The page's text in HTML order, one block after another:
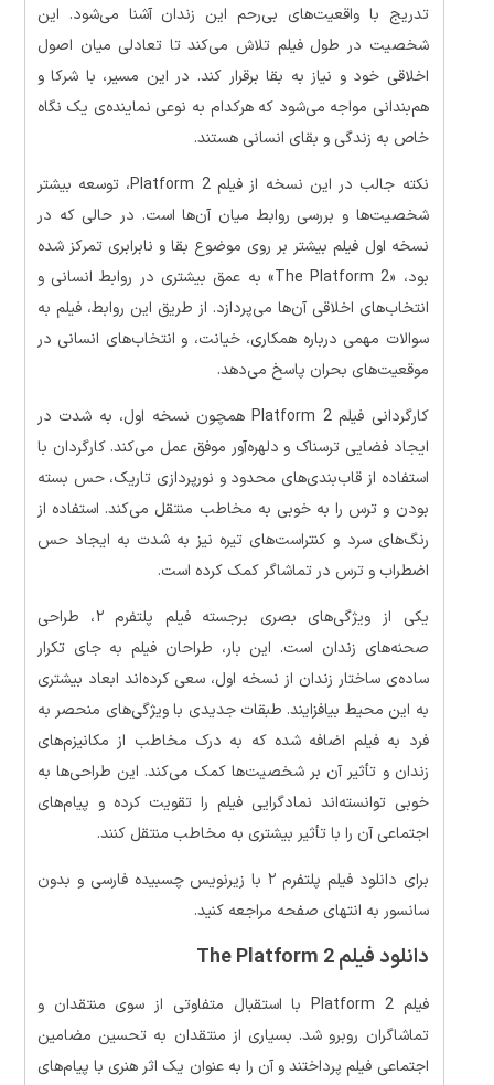
تدریج با واقعیت‌های بی‌رحم این زندان آشنا می‌شود. این
شخصیت در طول فیلم تلاش می‌کند تا تعادلی میان اصول
اخلاقی خود و نیاز به بقا برقرار کند. در این مسیر، با شرکا و
هم‌بندانی مواجه می‌شود که هرکدام به نوعی نماینده‌ی یک نگاه
خاص به زندگی و بقای انسانی هستند.
نکته جالب در این نسخه از فیلم Platform 2، توسعه بیشتر
شخصیت‌ها و بررسی روابط میان آن‌ها است. در حالی که در
نسخه اول فیلم بیشتر بر روی موضوع بقا و نابرابری تمرکز شده
بود، «The Platform 2» به عمق بیشتری در روابط انسانی و
انتخاب‌های اخلاقی آن‌ها می‌پردازد. از طریق این روابط، فیلم به
سوالات مهمی درباره همکاری، خیانت، و انتخاب‌های انسانی در
موقعیت‌های بحران پاسخ می‌دهد.
کارگردانی فیلم Platform 2 همچون نسخه اول، به شدت در
ایجاد فضایی ترسناک و دلهره‌آور موفق عمل می‌کند. کارگردان با
استفاده از قاب‌بندی‌های محدود و نورپردازی تاریک، حس بسته
بودن و ترس را به خوبی به مخاطب منتقل می‌کند. استفاده از
رنگ‌های سرد و کنتراست‌های تیره نیز به شدت به ایجاد حس
اضطراب و ترس در تماشاگر کمک کرده است.
یکی از ویژگی‌های بصری برجسته فیلم پلتفرم ۲، طراحی
صحنه‌های زندان است. این بار، طراحان فیلم به جای تکرار
ساده‌ی ساختار زندان از نسخه اول، سعی کرده‌اند ابعاد بیشتری
به این محیط بیافزایند. طبقات جدیدی با ویژگی‌های منحصر به
فرد به فیلم اضافه شده که به درک مخاطب از مکانیزم‌های
زندان و تأثیر آن بر شخصیت‌ها کمک می‌کند. این طراحی‌ها به
خوبی توانسته‌اند نمادگرایی فیلم را تقویت کرده و پیام‌های
اجتماعی آن را با تأثیر بیشتری به مخاطب منتقل کنند.
برای دانلود فیلم پلتفرم ۲ با زیرنویس چسبیده فارسی و بدون
سانسور به انتهای صفحه مراجعه کنید.
دانلود فیلم The Platform 2
فیلم Platform 2 با استقبال متفاوتی از سوی منتقدان و
تماشاگران روبرو شد. بسیاری از منتقدان به تحسین مضامین
اجتماعی فیلم پرداختند و آن را به عنوان یک اثر هنری با پیام‌های